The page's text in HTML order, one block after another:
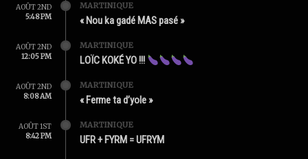
AOÛT 2ND
5:48 PM
MARTINIQUE
« Nou ka gadé MAS pasé »
AOÛT 2ND
12:05 PM
MARTINIQUE
LOÏC KOKÉ YO !!!
AOÛT 2ND
8:08 AM
MARTINIQUE
« Ferme ta d’yole »
AOÛT 1ST
8:42 PM
MARTINIQUE
UFR + FYRM = UFRYM